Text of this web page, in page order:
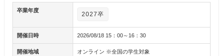
卒業年度
2027卒
開催日時 2026/08/18 15：00～16：30
開催地域 オンライン ※全国の学生対象